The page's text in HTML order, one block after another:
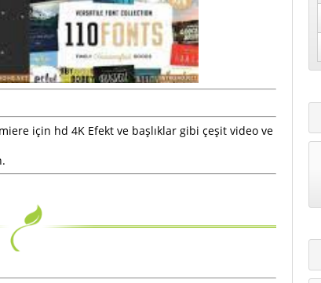
için hd 4K Efekt ve başlıklar gibi çeşit video ve